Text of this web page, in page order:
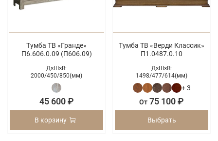
Тумба ТВ «Гранде»
П6.606.0.09 (П606.09)
Д×Ш×В:
2000/450/850(мм)
45 600 ₽
В корзину
Тумба ТВ «Верди Классик»
П1.0487.0.10
Д×Ш×В:
1498/477/614(мм)
+ 3
От 75 100 ₽
Выбрать